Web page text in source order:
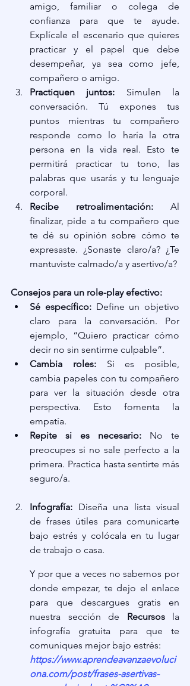
amigo, familiar o colega de
confianza para que te ayude.
Explícale el escenario que quieres
practicar y el papel que debe
desempeñar, ya sea como jefe,
compañero o amigo.
Practiquen juntos: Simulen la
conversación. Tú expones tus
puntos mientras tu compañero
responde como lo haría la otra
persona en la vida real. Esto te
permitirá practicar tu tono, las
palabras que usarás y tu lenguaje
corporal.
Recibe retroalimentación: Al
finalizar, pide a tu compañero que
te dé su opinión sobre cómo te
expresaste. ¿Sonaste claro/a? ¿Te
mantuviste calmado/a y asertivo/a?
Consejos para un role-play efectivo:
Sé específico: Define un objetivo
claro para la conversación. Por
ejemplo, “Quiero practicar cómo
decir no sin sentirme culpable”.
Cambia roles: Si es posible,
cambia papeles con tu compañero
para ver la situación desde otra
perspectiva. Esto fomenta la
empatía.
Repite si es necesario: No te
preocupes si no sale perfecto a la
primera. Practica hasta sentirte más
seguro/a.
Infografía: Diseña una lista visual
de frases útiles para comunicarte
bajo estrés y colócala en tu lugar
de trabajo o casa.
Y por que a veces no sabemos por
donde empezar, te dejo el enlace
para que descargues gratis en
nuestra sección de Recursos la
infografía gratuita para que te
comuniques mejor bajo estrés:
https://www.aprendeavanzaevoluci
ona.com/post/frases-asertivas-